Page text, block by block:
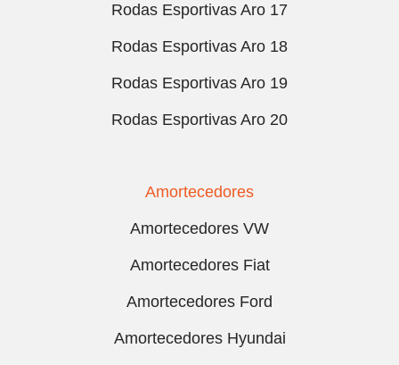
Rodas Esportivas Aro 17
Rodas Esportivas Aro 18
Rodas Esportivas Aro 19
Rodas Esportivas Aro 20
Amortecedores
Amortecedores VW
Amortecedores Fiat
Amortecedores Ford
Amortecedores Hyundai